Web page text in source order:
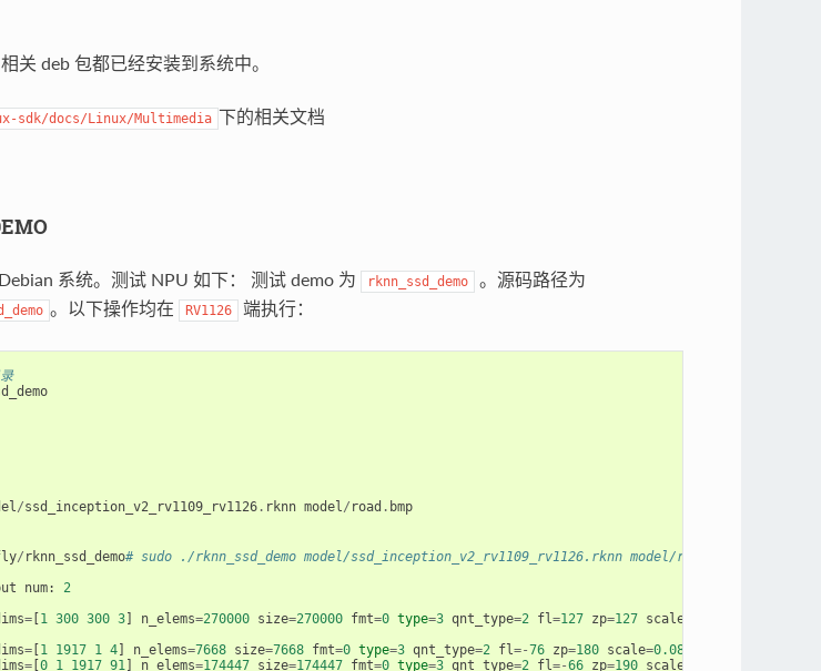
关 deb 包都已经安装到系统中。
sdk/docs/Linux/Multimedia 下的相关文档
系统。测试 NPU 如下： 测试 demo 为 rknn_ssd_demo 。源码路径为
。以下操作均在 RV1126 端执行：
/ssd_inception_v2_rv1109_rv1126. rknn model/ road . bmp
/ rknn_ssd_demo# sudo ./rknn_ssd_demo model/ssd_inception_v2_rv1109_rv1126.rknn model/road.bmp
num:
2
=[ 1 300 300 3] n_elems=270000 size=270000 fmt=0 type=3 qnt_type=2 fl=127 zp=127 scale
=[ 1 1917 1 4] n_elems=7668 size=7668 fmt=0 type=3 qnt_type=2 fl=-76 zp=180 scale=0.089482
=[ 0 1 1917 91] n_elems=174447 size=174447 fmt=0 type=3 qnt_type=2 fl=-66 zp=190 scale